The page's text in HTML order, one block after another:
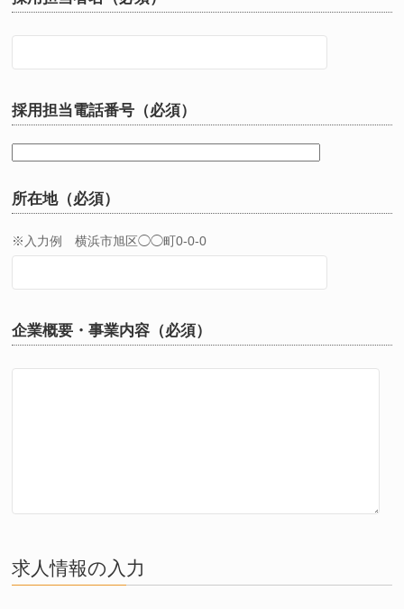
採用担当電話番号（必須）
所在地（必須）
※入力例 横浜市旭区◯◯町0-0-0
企業概要・事業内容（必須）
求人情報の入力